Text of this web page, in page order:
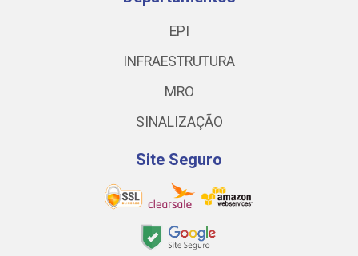
EPI
INFRAESTRUTURA
MRO
SINALIZAÇÃO
Site Seguro